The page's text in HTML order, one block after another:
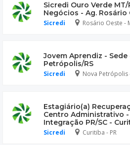
Sicredi Ouro Verde
Negócios - Ag. Rosário
Sicredi Rosário Oeste -
Jovem Aprendiz - Sede
Petrópolis/RS
Sicredi Nova Petrópolis
Estagiário(a)
Centro Administrativo
Integração PR/SC -
Sicredi Curitiba - PR